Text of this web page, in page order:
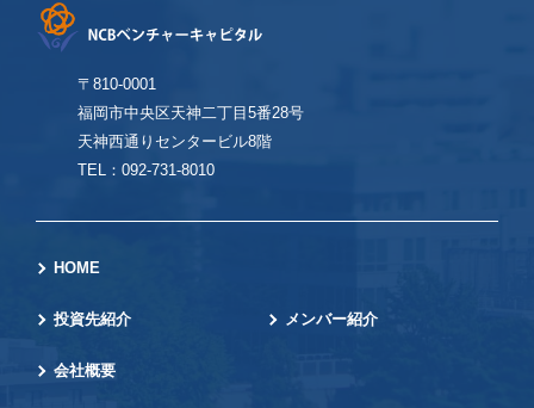
〒810-0001
福岡市中央区天神二丁目5番28号
天神西通りセンタービル8階
TEL：092-731-8010
HOME
投資先紹介 メンバー紹介
会社概要